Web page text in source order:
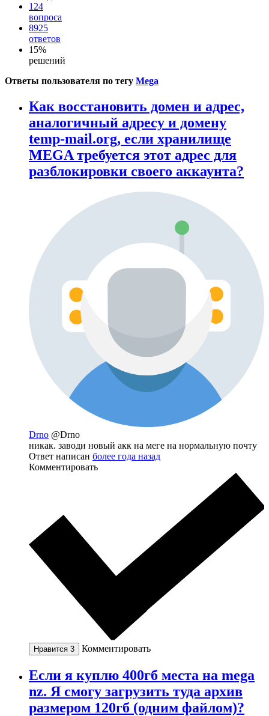
124
вопроса
8925
ответов
15%
решений
Ответы пользователя по тегу Mega
Как восстановить домен и адрес,
аналогичный адресу и домену
temp-mail.org, если хранилище
MEGA требуется этот адрес для
разблокировки своего аккаунта?
Drno @Drno
никак. заводи новый акк на меге на нормальную почту
Ответ написан более года назад
Комментировать
Нравится 3 Комментировать
Если я куплю 400гб места на mega
nz. Я смогу загрузить туда архив
размером 120гб (одним файлом)?